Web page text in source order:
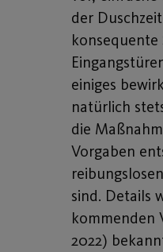
der
konsequente
einiges
natürlich
die
Vorgaben
sind. Details
kommenden
2022)